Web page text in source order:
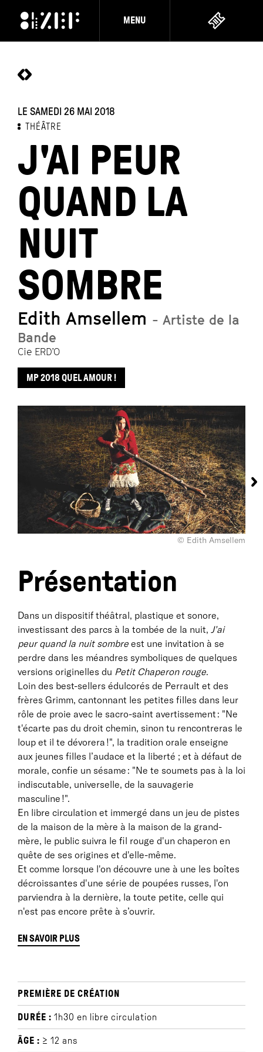
MENU
LE SAMEDI 26 MAI 2018
THÉÂTRE
J'AI PEUR
QUAND LA
NUIT
SOMBRE
Edith Amsellem - Artiste de la
Bande
Cie ERD’O
MP 2018 QUEL AMOUR !
© Edith Amsellem
Présentation
Dans un dispositif théâtral, plastique et sonore,
investissant des parcs à la tombée de la nuit, J’ai
peur quand la nuit sombre est une invitation à se
perdre dans les méandres symboliques de quelques
versions originelles du Petit Chaperon rouge.
Loin des best-sellers édulcorés de Perrault et des
frères Grimm, cantonnant les petites filles dans leur
rôle de proie avec le sacro-saint avertissement : "Ne
t'écarte pas du droit chemin, sinon tu rencontreras le
loup et il te dévorera !", la tradition orale enseigne
aux jeunes filles l’audace et la liberté ; et à défaut de
morale, confie un sésame : "Ne te soumets pas à la loi
indiscutable, universelle, de la sauvagerie
masculine !".
En libre circulation et immergé dans un jeu de pistes
de la maison de la mère à la maison de la grand-
mère, le public suivra le fil rouge d'un chaperon en
quête de ses origines et d'elle-même.
Et comme lorsque l'on découvre une à une les boîtes
décroissantes d'une série de poupées russes, l'on
parviendra à la dernière, la toute petite, celle qui
n'est pas encore prête à s’ouvrir.
EN SAVOIR PLUS
Très jeune, Edith Amsellem commence la danse
classique et rêve de devenir une étoile.
A 12 ans, elle réussit le concours d’entrée de l’Opéra
de Marseille et prend très au sérieux l’exigence de
cette grande maison. Malheureusement (ou
PREMIÈRE DE CRÉATION
DURÉE : 1h30 en libre circulation
ÂGE : ≥ 12 ans